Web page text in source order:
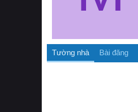
Tường nhà Bài đăng